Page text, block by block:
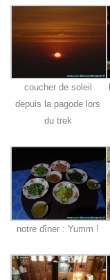
coucher de soleil
depuis la pagode lors
du trek
notre dîner : Yumm !